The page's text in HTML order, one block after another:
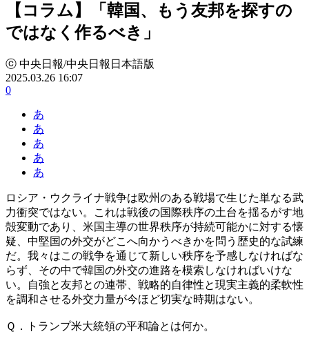
【コラム】「韓国、もう友邦を探すの
ではなく作るべき」
ⓒ 中央日報/中央日報日本語版
2025.03.26 16:07
0
あ
あ
あ
あ
あ
ロシア・ウクライナ戦争は欧州のある戦場で生じた単なる武
力衝突ではない。これは戦後の国際秩序の土台を揺るがす地
殻変動であり、米国主導の世界秩序が持続可能かに対する懐
疑、中堅国の外交がどこへ向かうべきかを問う歴史的な試練
だ。我々はこの戦争を通じて新しい秩序を予感しなければな
らず、その中で韓国の外交の進路を模索しなければいけな
い。自強と友邦との連帯、戦略的自律性と現実主義的柔軟性
を調和させる外交力量が今ほど切実な時期はない。
Ｑ．トランプ米大統領の平和論とは何か。